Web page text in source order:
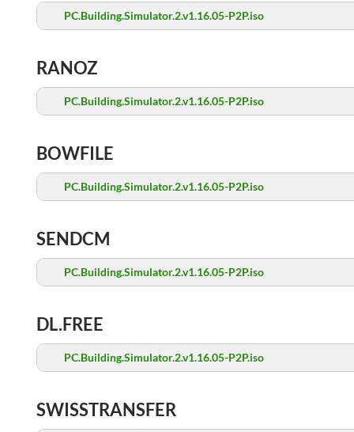
PC.Building.Simulator.2.v1.16.05-P2P.iso
RANOZ
PC.Building.Simulator.2.v1.16.05-P2P.iso
BOWFILE
PC.Building.Simulator.2.v1.16.05-P2P.iso
SENDCM
PC.Building.Simulator.2.v1.16.05-P2P.iso
DL.FREE
PC.Building.Simulator.2.v1.16.05-P2P.iso
SWISSTRANSFER